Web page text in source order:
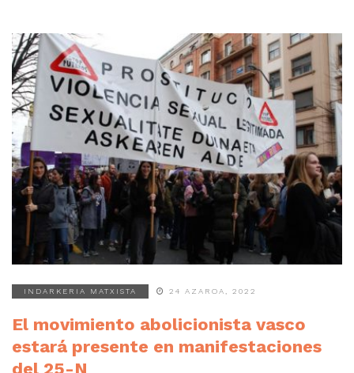
INDARKERIA MATXISTA 24 AZAROA, 2022
El movimiento abolicionista vasco
estará presente en manifestaciones
del 25-N